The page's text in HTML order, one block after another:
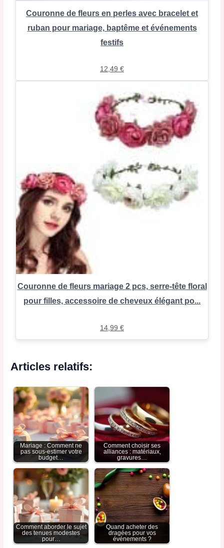
Couronne de fleurs en perles avec bracelet et
ruban pour mariage, baptême et événements
festifs
12,49 €
Couronne de fleurs mariage 2 pcs, serre-tête floral
pour filles, accessoire de cheveux élégant po...
14,99 €
Articles relatifs:
Mariage : Comment ne
pas sous-estimer votre
budget…
Comment choisir ses
alliances : matériaux,
gravures…
Comment aborder le sujet
des tenues modestes
pour…
Quand acheter des
dragées pour vos
événements ?